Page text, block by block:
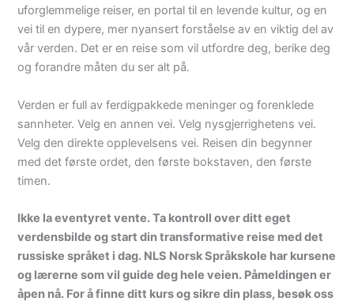
uforglemmelige reiser, en portal til en levende kultur, og en
vei til en dypere, mer nyansert forståelse av en viktig del av
vår verden. Det er en reise som vil utfordre deg, berike deg
og forandre måten du ser alt på.
Verden er full av ferdigpakkede meninger og forenklede
sannheter. Velg en annen vei. Velg nysgjerrighetens vei.
Velg den direkte opplevelsens vei. Reisen din begynner
med det første ordet, den første bokstaven, den første
timen.
Ikke la eventyret vente. Ta kontroll over ditt eget
verdensbilde og start din transformative reise med det
russiske språket i dag. NLS Norsk Språkskole har kursene
og lærerne som vil guide deg hele veien. Påmeldingen er
åpen nå. For å finne ditt kurs og sikre din plass, besøk oss